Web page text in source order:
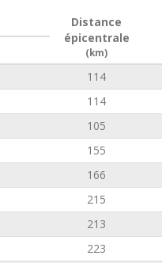
Distance
épicentrale
(km)
114
114
105
155
166
215
213
223